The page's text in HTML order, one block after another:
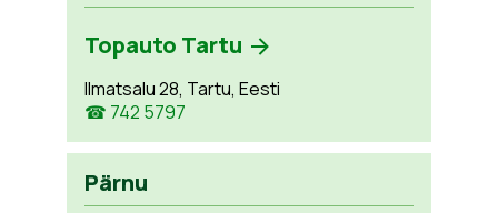
Topauto Tartu
Ilmatsalu 28, Tartu, Eesti
☎ 742 5797
Pärnu